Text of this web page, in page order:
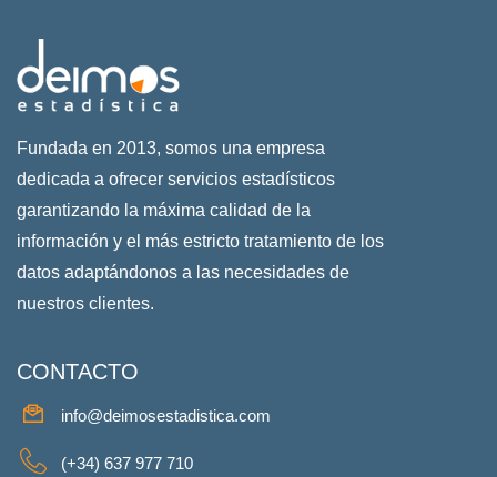
Fundada en 2013, somos una empresa
dedicada a ofrecer servicios estadísticos
garantizando la máxima calidad de la
información y el más estricto tratamiento de los
datos adaptándonos a las necesidades de
nuestros clientes.
CONTACTO
info@deimosestadistica.com
(+34) 637 977 710